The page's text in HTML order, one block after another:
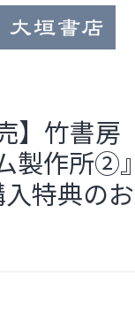
】竹書房
製作所②
特典の